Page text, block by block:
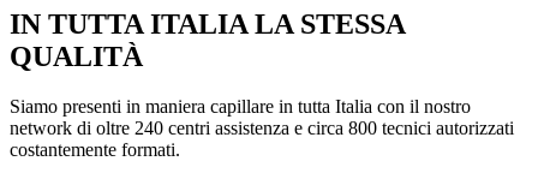
IN TUTTA ITALIA LA STESSA
QUALITÀ
Siamo presenti in maniera capillare in tutta Italia con il nostro
network di oltre 240 centri assistenza e circa 800 tecnici autorizzati
costantemente formati.